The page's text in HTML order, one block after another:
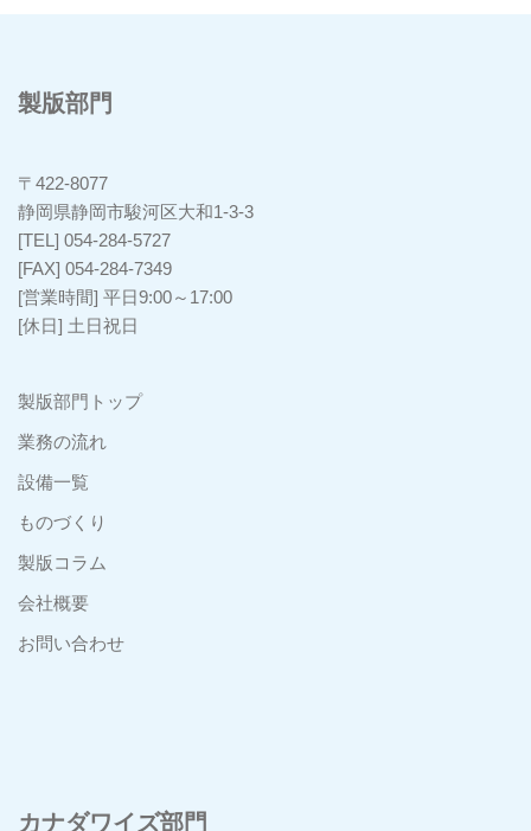
製版部門
〒422-8077
静岡県静岡市駿河区大和1-3-3
[TEL] 054-284-5727
[FAX] 054-284-7349
[営業時間] 平日9:00～17:00
[休日] 土日祝日
製版部門トップ
業務の流れ
設備一覧
ものづくり
製版コラム
会社概要
お問い合わせ
カナダワイズ部門